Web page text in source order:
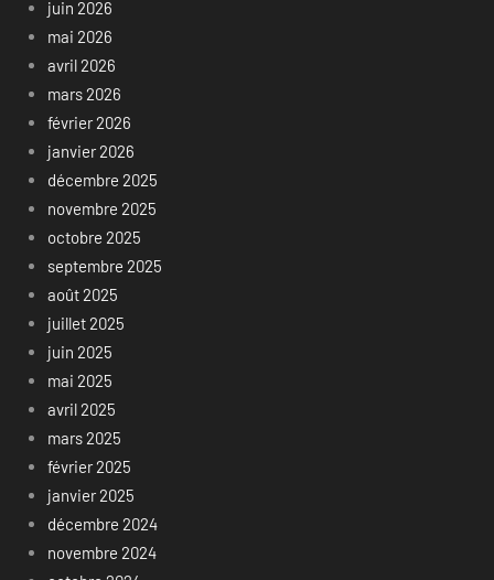
juin 2026
mai 2026
avril 2026
mars 2026
février 2026
janvier 2026
décembre 2025
novembre 2025
octobre 2025
septembre 2025
août 2025
juillet 2025
juin 2025
mai 2025
avril 2025
mars 2025
février 2025
janvier 2025
décembre 2024
novembre 2024